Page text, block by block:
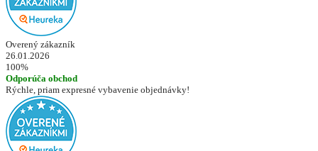
Overený zákazník
26.01.2026
100%
Odporúča obchod
Rýchle, priam expresné vybavenie objednávky!